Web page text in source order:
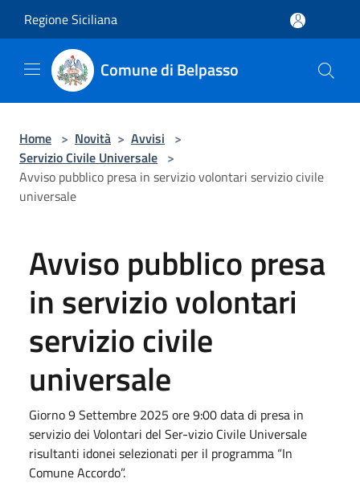
Regione Siciliana
Comune di Belpasso
Home > Novità > Avvisi >
Servizio Civile Universale >
Avviso pubblico presa in servizio volontari servizio civile
universale
Avviso pubblico presa
in servizio volontari
servizio civile
universale
Giorno 9 Settembre 2025 ore 9:00 data di presa in
servizio dei Volontari del Ser-vizio Civile Universale
risultanti idonei selezionati per il programma “In
Comune Accordo”.